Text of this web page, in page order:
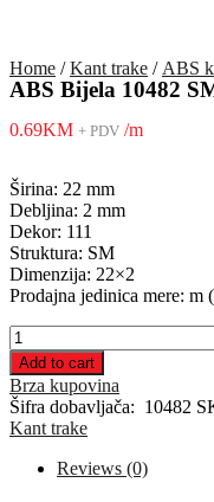
Home /Kant trake / ABS
ABS Bijela 10482
0.69KM + PDV /m
Širina: 22 mm
Debljina: 2 mm
Dekor: 111
Struktura: SM
Dimenzija: 22×2
Prodajna jedinica mere: m
ABS
Bijela
10482
SM
22x2
quantity
Add to cart
Brza kupovina
Šifra dobavljača: 10482
Kant trake
Reviews (0)